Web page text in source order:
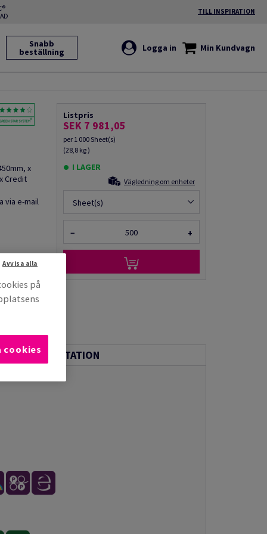
TILL INSPIRATION
Snabb
beställning Logga in Min Kundvagn
x
Credit
via e-mail
Listpris
SEK 7 981,05
per 1 000 Sheet(s)
(28,8 kg )
I LAGER
Vägledning om enheter
Sheet(s)
− +
DOKUMENTATION
på
Avvisa alla
cookies